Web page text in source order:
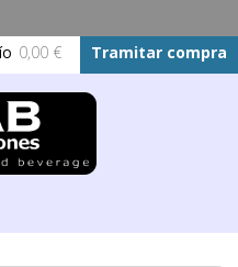
0,00 € Tramitar compra